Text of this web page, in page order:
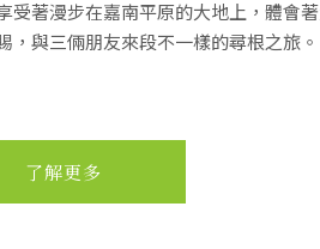
受著漫步在嘉南平原的大地上，體會
，與三倆朋友來段不一樣的尋根之旅。
了解更多